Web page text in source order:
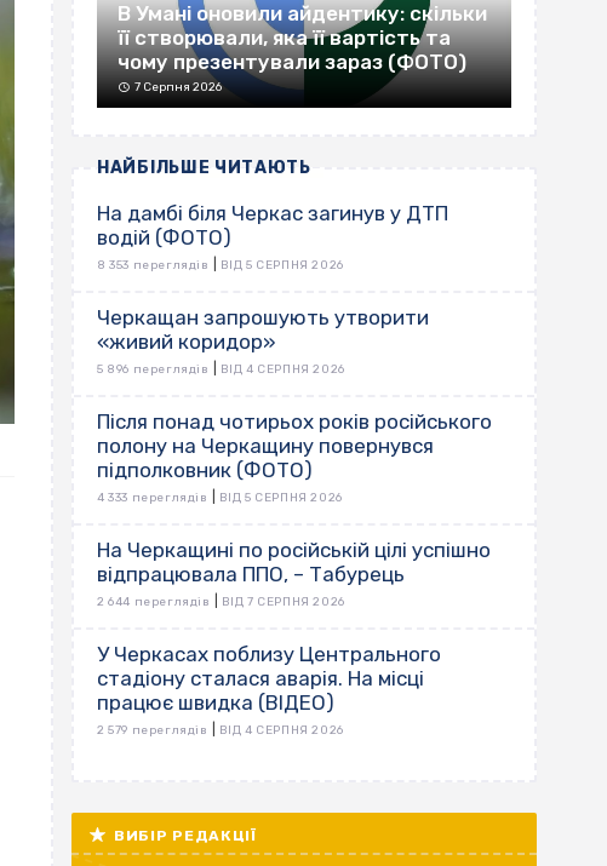
В Умані оновили айдентику: скільки
її створювали, яка її вартість та
чому презентували зараз (ФОТО)
7 Серпня 2026
НАЙБІЛЬШЕ ЧИТАЮТЬ
На дамбі біля Черкас загинув у ДТП
водій (ФОТО)
8 353 переглядів ВІД 5 СЕРПНЯ 2026
Черкащан запрошують утворити
«живий коридор»
5 896 переглядів ВІД 4 СЕРПНЯ 2026
Після понад чотирьох років російського
полону на Черкащину повернувся
підполковник (ФОТО)
4 333 переглядів ВІД 5 СЕРПНЯ 2026
На Черкащині по російській цілі успішно
відпрацювала ППО, – Табурець
2 644 переглядів ВІД 7 СЕРПНЯ 2026
У Черкасах поблизу Центрального
стадіону сталася аварія. На місці
працює швидка (ВІДЕО)
2 579 переглядів ВІД 4 СЕРПНЯ 2026
ВИБІР РЕДАКЦІЇ